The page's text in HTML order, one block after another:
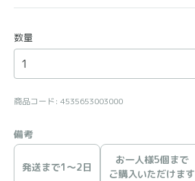
数量
商品コード: 4535653003000
備考
発送まで1〜2日
お一人様5個まで
ご購入いただけます